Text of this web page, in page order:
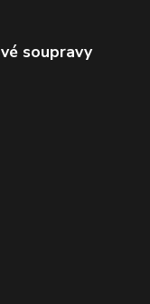
soupravy